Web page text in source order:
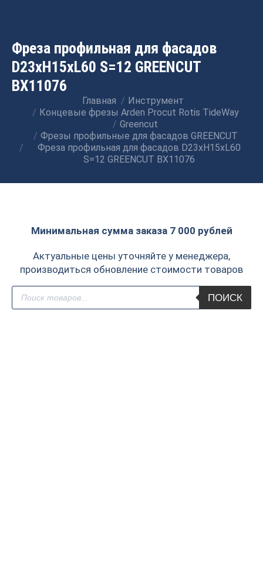
Фреза профильная для фасадов
D23xH15xL60 S=12 GREENCUT
BX11076
Главная
Инструмент
Концевые фрезы Arden Procut Rotis TideWay
Greencut
Фрезы профильные для фасадов GREENCUT
Фреза профильная для фасадов D23xH15xL60
S=12 GREENCUT BX11076
Минимальная сумма заказа 7 000 рублей
Актуальные цены уточняйте у менеджера,
производиться обновление стоимости товаров
Поиск
товаров
ПОИСК